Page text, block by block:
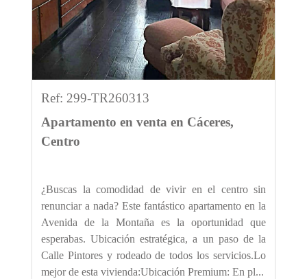
Ref: 299-TR260313
Apartamento en venta en Cáceres,
Centro
¿Buscas la comodidad de vivir en el centro sin
renunciar a nada? Este fantástico apartamento en la
Avenida de la Montaña es la oportunidad que
esperabas. Ubicación estratégica, a un paso de la
Calle Pintores y rodeado de todos los servicios.Lo
mejor de esta vivienda:Ubicación Premium: En pl...